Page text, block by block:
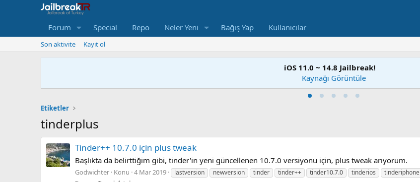
Forum Special Repo Neler Yeni Bağış Yap Kullanıcılar
Son aktivite Kayıt ol
iOS 11.0 ~ 14.8 Jailbreak!
Kaynağı Görüntüle
Etiketler
tinderplus
Tinder++ 10.7.0 için plus tweak
Başlıkta da belirttiğim gibi, tinder'in yeni güncellenen 10.7.0 versiyonu için, plus tweak arıyorum.
Godwichter Konu 4 Mar 2019 lastversion newversion tinder tinder++ tinder10.7.0 tinderios tinderiphone